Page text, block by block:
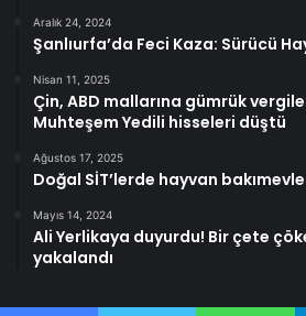
Aralık 24, 2024
Şanlıurfa’da Feci Kaza: Sürücü
Nisan 11, 2025
Çin, ABD mallarına gümrük
Muhteşem Yedili hisseleri düştü
Ağustos 17, 2025
Doğal SİT’lerde hayvan
Mayıs 14, 2024
Ali Yerlikaya duyurdu! Bir çete
yakalandı